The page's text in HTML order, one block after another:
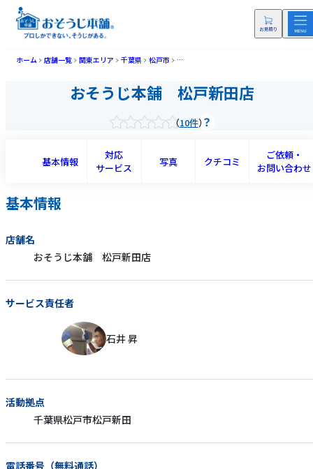
ホーム 店舗一覧 関東エリア 千葉県 松戸市 おそうじ本舗 松戸新田店(マツドシンデ
おそうじ本舗 松戸新田店
10件
基本情報
対応
サービス
写真 クチコミ
ご依頼・
お問い合わせ
基本情報
店舗名
おそうじ本舗 松戸新田店
サービス責任者
石井 昇
活動拠点
千葉県松戸市松戸新田
電話番号（無料通話）